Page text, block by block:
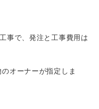
事で、発注と工事費用は
オーナーが指定しま